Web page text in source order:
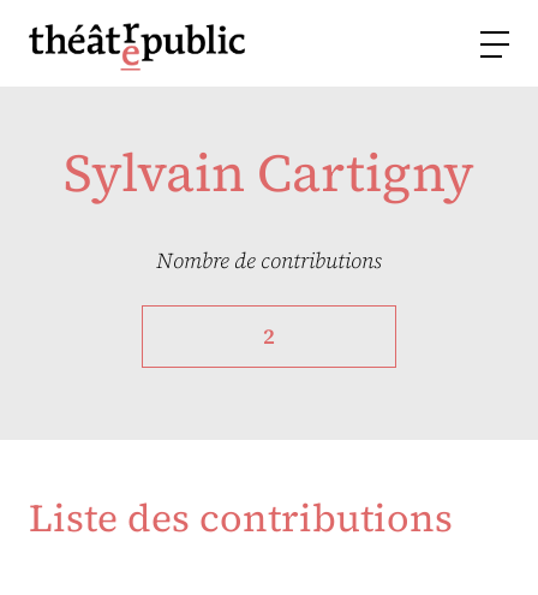
Sylvain Cartigny
Nombre de contributions
2
Liste des contributions